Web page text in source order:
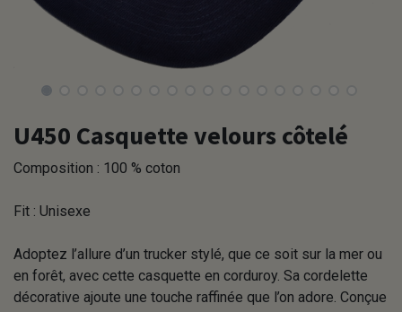
U450 Casquette velours côtelé
Composition : 100 % coton
Fit : Unisexe
Adoptez l’allure d’un trucker stylé, que ce soit sur la mer ou
en forêt, avec cette casquette en corduroy. Sa cordelette
décorative ajoute une touche raffinée que l’on adore. Conçue